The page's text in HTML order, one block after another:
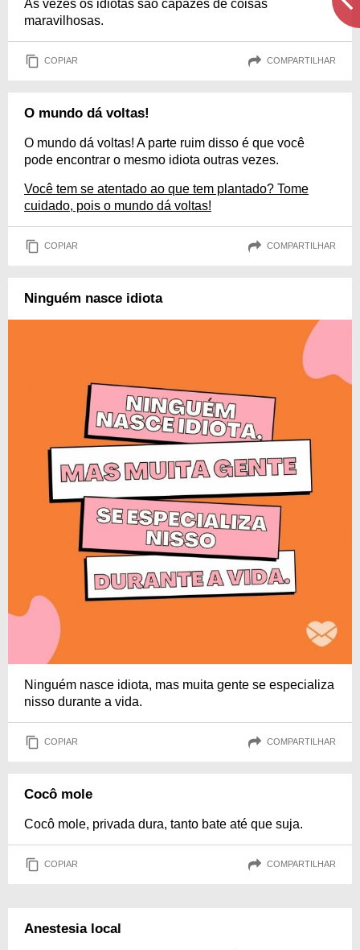
Às vezes os idiotas são capazes de coisas
maravilhosas.
COPIAR COMPARTILHAR
O mundo dá voltas!
O mundo dá voltas! A parte ruim disso é que você
pode encontrar o mesmo idiota outras vezes.
Você tem se atentado ao que tem plantado? Tome
cuidado, pois o mundo dá voltas!
COPIAR COMPARTILHAR
Ninguém nasce idiota
Ninguém nasce idiota, mas muita gente se especializa
nisso durante a vida.
COPIAR COMPARTILHAR
Cocô mole
Cocô mole, privada dura, tanto bate até que suja.
COPIAR COMPARTILHAR
Anestesia local